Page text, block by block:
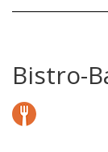
Bistro-